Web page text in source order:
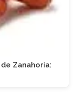
Zanahoria: